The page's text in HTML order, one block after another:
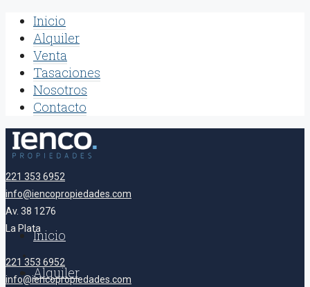
Inicio
Alquiler
Venta
Tasaciones
Nosotros
Contacto
221 353 6952
info@iencopropiedades.com
Av. 38 1276
La PlataInicio
Alquiler
221 353 6952
info@iencopropiedades.com